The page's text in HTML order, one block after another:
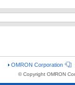
OMRON Corporation
© Copyright OMRON